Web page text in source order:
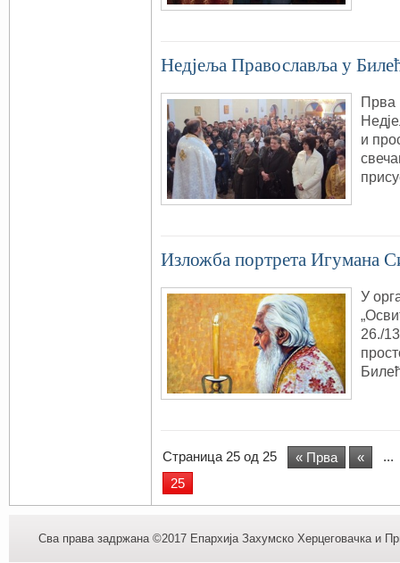
Недjеља Православља у
Прва
и
Изложба портрета Игумана
У
26./
Страница 25 од 25 « Прва «
...
25
Сва права задржана ©2017 Епархија Захумско Херцеговачка и